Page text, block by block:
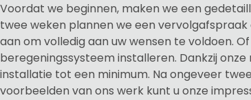
Voordat we beginnen, maken we een
twee weken plannen we een
aan om volledig aan uw wensen te voldoen.
beregeningssysteem installeren. Dankzij
installatie tot een minimum. Na ongeveer
voorbeelden van ons werk kunt u onze